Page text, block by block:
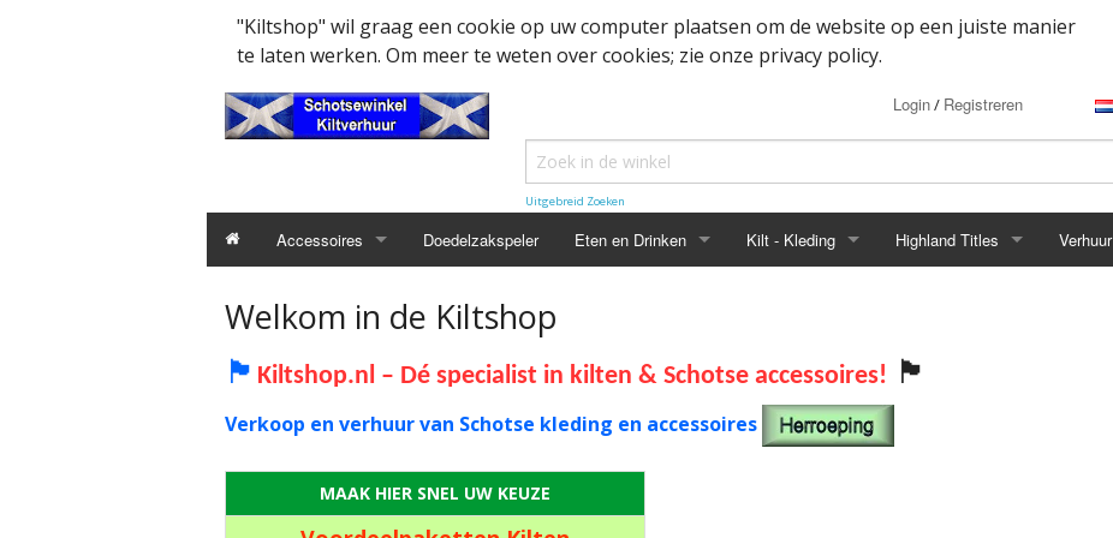
"Kiltshop" wil graag een cookie op uw computer plaatsen om de website op een juiste manier
te laten werken. Om meer te weten over cookies; zie onze privacy policy.
Login/ Registreren
Uitgebreid Zoeken
Accessoires
Flashes
Mondkapjes
Doedelzakspeler Eten en Drinken Kilt - Kleding
Cape
Highland Titles Verhuur
Welkom in de Kiltshop
🏴 Kiltshop.nl – Dé specialist in kilten & Schotse accessoires! 🏴
Verkoop en verhuur van Schotse kleding en accessoires
MAAK HIER SNEL UW KEUZE